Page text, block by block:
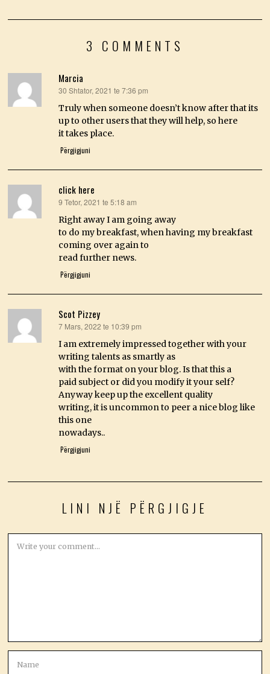
3 COMMENTS
Marcia
thotë:
30 Shtator, 2021 te 7:36 pm
Truly when someone doesn’t know after that its
up to other users that they will help, so here
it takes place.
Përgjigjuni
click here
thotë:
9 Tetor, 2021 te 5:18 am
Right away I am going away
to do my breakfast, when having my breakfast
coming over again to
read further news.
Përgjigjuni
Scot Pizzey
thotë:
7 Mars, 2022 te 10:39 pm
I am extremely impressed together with your
writing talents as smartly as
with the format on your blog. Is that this a
paid subject or did you modify it your self?
Anyway keep up the excellent quality
writing, it is uncommon to peer a nice blog like
this one
nowadays..
Përgjigjuni
LINI NJË PËRGJIGJE